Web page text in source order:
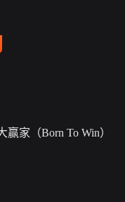
赢家（Born To Win）